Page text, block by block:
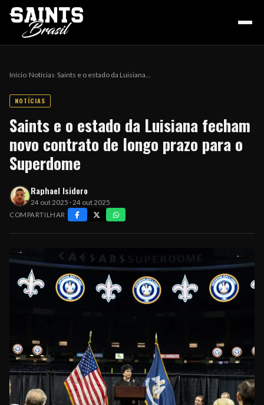
HOME
PODCAST
COLUNA DO ZÉ
EQUIPE
Início Notícias Saints e o estado da Luisiana…
NOTÍCIAS
Saints e o estado da Luisiana fecham
novo contrato de longo prazo para o
Superdome
Raphael Isidoro
24 out 2025 · 24 out 2025
COMPARTILHAR